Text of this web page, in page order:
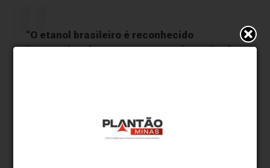
“O etanol brasileiro é reconhecido
internacionalmente como uma das soluções
contribuição efetiva para a redução das
emissões de gases de efeito estufa. Trata-